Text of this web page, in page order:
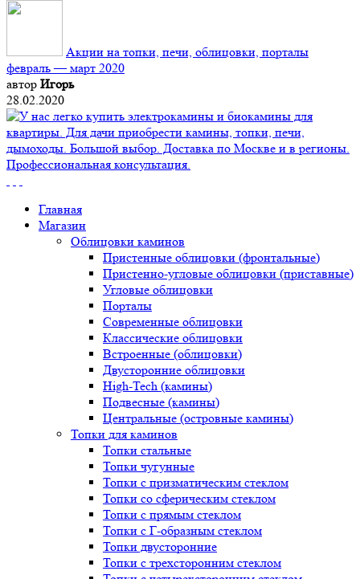
Акции на топки, печи, облицовки, порталы
февраль — март 2020
автор Игорь
28.02.2020
Главная
Магазин
Облицовки каминов
Пристенные облицовки (фронтальные)
Пристенно-угловые облицовки (приставные)
Угловые облицовки
Порталы
Современные облицовки
Классические облицовки
Встроенные (облицовки)
Двусторонние облицовки
High-Tech (камины)
Подвесные (камины)
Центральные (островные камины)
Топки для каминов
Топки стальные
Топки чугунные
Топки с призматическим стеклом
Топки со сферическим стеклом
Топки с прямым стеклом
Топки с Г-образным стеклом
Топки двусторонние
Топки с трехсторонним стеклом